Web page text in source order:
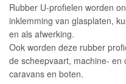
Rubber U-profielen worden
inklemming van glasplaten,
en als afwerking.
Ook worden deze rubber
de scheepvaart, machine- en
caravans en boten.